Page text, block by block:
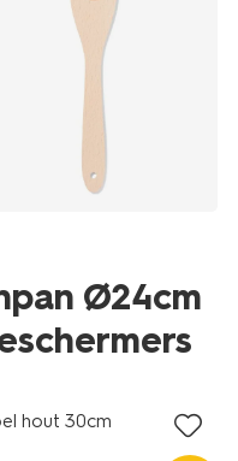
Ø24cm
houten-
hout 30cm